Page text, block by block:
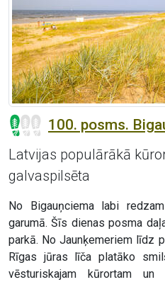
100. posms.
Latvijas populārākā
galvaspilsēta
No Bigauņciema labi
garumā. Šīs dienas posma
parkā. No Jaunķemeriem līdz
Rīgas jūras līča platāko
vēsturiskajam kūrortam un